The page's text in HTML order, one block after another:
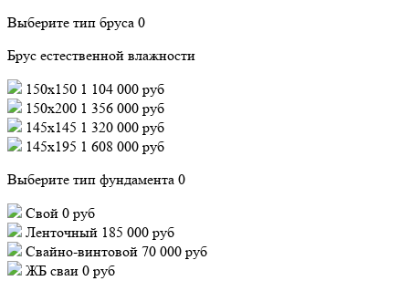
Выберите тип бруса 0
Брус естественной влажности
150x150 1 104 000 руб
150x200 1 356 000 руб
145x145 1 320 000 руб
145x195 1 608 000 руб
Выберите тип фундамента 0
Свой 0 руб
Ленточный 185 000 руб
Свайно-винтовой 70 000 руб
ЖБ сваи 0 руб